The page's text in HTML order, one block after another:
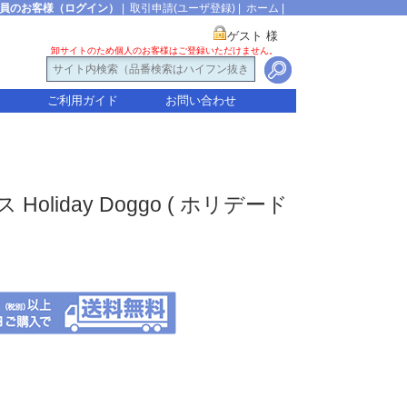
のお客様（ログイン） 取引申請(ユーザ登録) ホーム
ゲスト 様
卸サイトのため個人のお客様はご登録いただけません。
ご利用ガイド お問い合わせ
Holiday Doggo ( ホリデード